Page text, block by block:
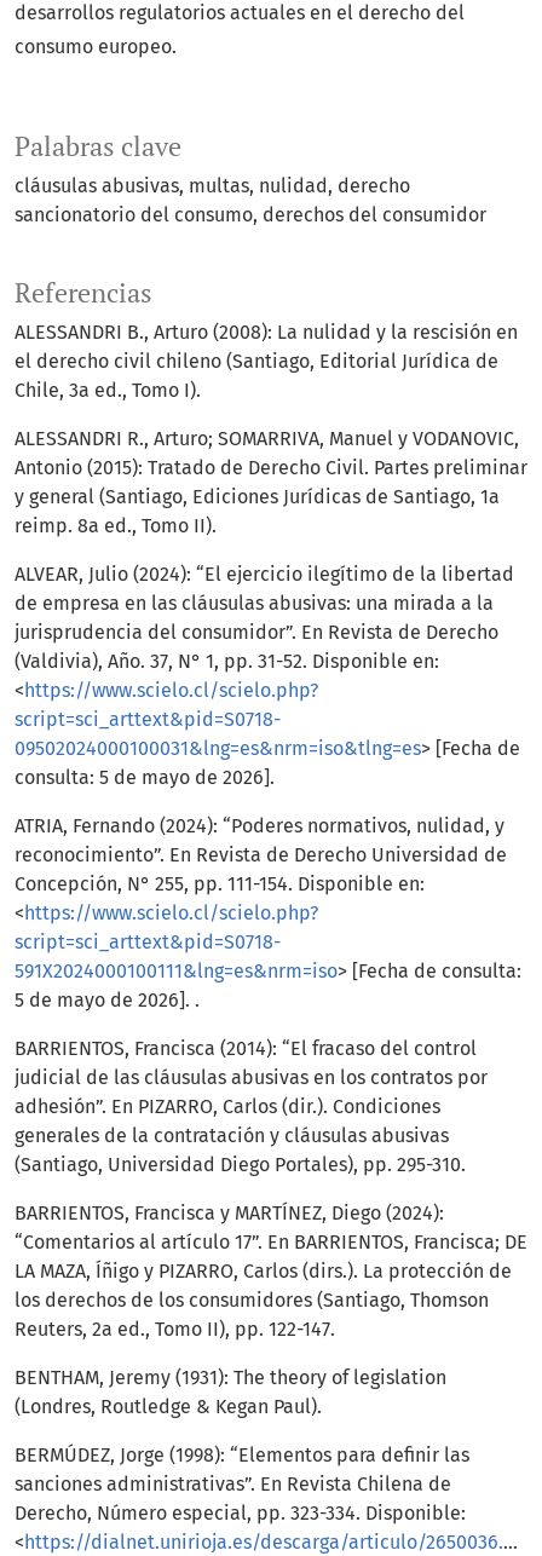
Palabras clave
cláusulas abusivas multas nulidad
derecho
sancionatorio del consumo derechos del consumidor
desarrollos regulatorios actuales en el derecho del
consumo europeo.
Referencias
ALESSANDRI B., Arturo (2008): La nulidad y la rescisión en
el derecho civil chileno (Santiago, Editorial Jurídica de
Chile, 3a ed., Tomo I).
ALESSANDRI R., Arturo; SOMARRIVA, Manuel y VODANOVIC,
Antonio (2015): Tratado de Derecho Civil. Partes preliminar
y general (Santiago, Ediciones Jurídicas de Santiago, 1a
reimp. 8a ed., Tomo II).
ALVEAR, Julio (2024): “El ejercicio ilegítimo de la libertad
de empresa en las cláusulas abusivas: una mirada a la
jurisprudencia del consumidor”. En Revista de Derecho
(Valdivia), Año. 37, N° 1, pp. 31-52. Disponible en:
< https://www.scielo.cl/scielo.php?
script=sci_arttext&pid=S0718-
09502024000100031&lng=es&nrm=iso&tlng=es> [Fecha de
consulta: 5 de mayo de 2026].
ATRIA, Fernando (2024): “Poderes normativos, nulidad, y
reconocimiento”. En Revista de Derecho Universidad de
Concepción, N° 255, pp. 111-154. Disponible en:
< https://www.scielo.cl/scielo.php?
script=sci_arttext&pid=S0718-
591X2024000100111&lng=es&nrm=iso> [Fecha de consulta:
5 de mayo de 2026]. .
BARRIENTOS, Francisca (2014): “El fracaso del control
judicial de las cláusulas abusivas en los contratos por
adhesión”. En PIZARRO, Carlos (dir.). Condiciones
generales de la contratación y cláusulas abusivas
(Santiago, Universidad Diego Portales), pp. 295-310.
BARRIENTOS, Francisca y MARTÍNEZ, Diego (2024):
“Comentarios al artículo 17”. En BARRIENTOS, Francisca; DE
LA MAZA, Íñigo y PIZARRO, Carlos (dirs.). La protección de
los derechos de los consumidores (Santiago, Thomson
Reuters, 2a ed., Tomo II), pp. 122-147.
BENTHAM, Jeremy (1931): The theory of legislation
(Londres, Routledge & Kegan Paul).
BERMÚDEZ, Jorge (1998): “Elementos para definir las
sanciones administrativas”. En Revista Chilena de
Derecho, Número especial, pp. 323-334. Disponible:
< https://dialnet.unirioja.es/descarga/articulo/2650036.pdf